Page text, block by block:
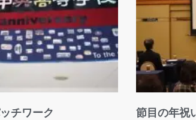
チワーク 節目の年祝